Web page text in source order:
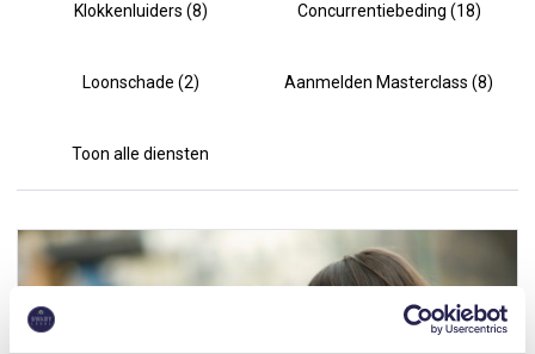
Klokkenluiders (8) Concurrentiebeding (18)
Loonschade (2) Aanmelden Masterclass (8)
Toon alle diensten